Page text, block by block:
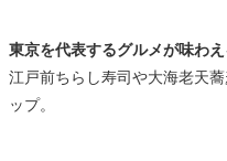
東京を代表するグルメが味わ
江戸前ちらし寿司や大海老天
ップ。